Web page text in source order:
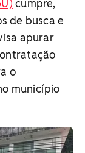
cumpre,
de busca e
apurar
o
município